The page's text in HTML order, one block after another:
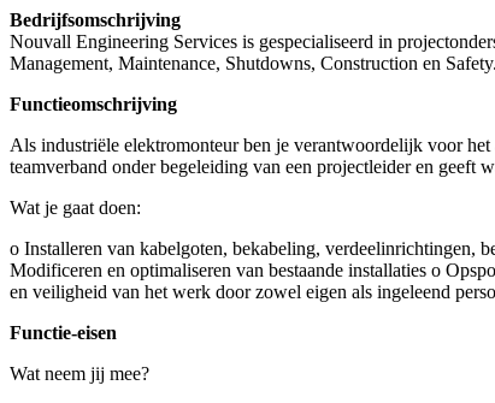
Bedrijfsomschrijving
Nouvall Engineering Services is gespecialiseerd in
Management, Maintenance, Shutdowns, Construction en Safety.
Functieomschrijving
Als industriële elektromonteur ben je verantwoordelijk voor
teamverband onder begeleiding van een projectleider en geeft
Wat je gaat doen:
o Installeren van kabelgoten, bekabeling, verdeelinrichtingen,
Modificeren en optimaliseren van bestaande installaties o
en veiligheid van het werk door zowel eigen als ingeleend
Functie-eisen
Wat neem jij mee?